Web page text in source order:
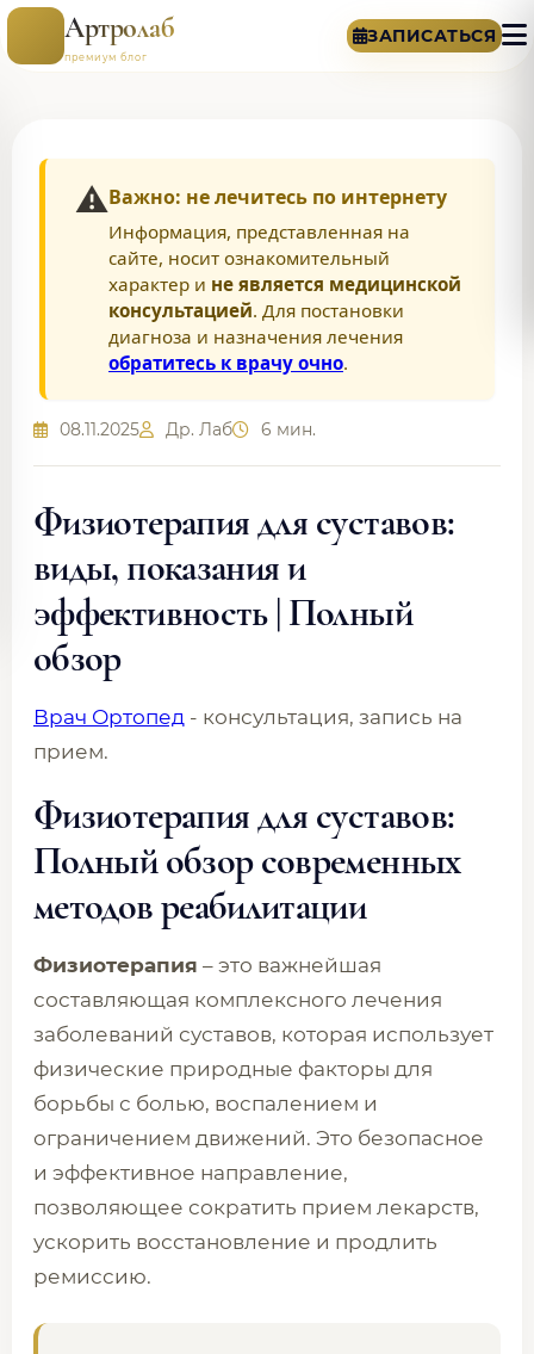
Артролаб
премиум блог
ЗАПИСАТЬСЯ
⚠️Важно: не лечитесь по интернету
Информация, представленная на
сайте, носит ознакомительный
характер и не является медицинской
консультацией. Для постановки
диагноза и назначения лечения
обратитесь к врачу очно.
08.11.2025 Др. Лаб 6 мин.
Физиотерапия для суставов:
виды, показания и
эффективность | Полный
обзор
Врач Ортопед - консультация, запись на
прием.
Физиотерапия для суставов:
Полный обзор современных
методов реабилитации
Физиотерапия – это важнейшая
составляющая комплексного лечения
заболеваний суставов, которая использует
физические природные факторы для
борьбы с болью, воспалением и
ограничением движений. Это безопасное
и эффективное направление,
позволяющее сократить прием лекарств,
ускорить восстановление и продлить
ремиссию.